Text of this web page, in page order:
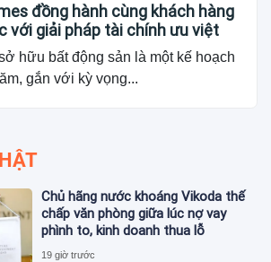
đồng hành cùng khách hàng
với giải pháp tài chính ưu việt
hữu bất động sản là một kế hoạch
gắn với kỳ vọng...
Chủ hãng nước khoáng Vikoda thế
chấp văn phòng giữa lúc nợ vay
phình to, kinh doanh thua lỗ
19 giờ trước